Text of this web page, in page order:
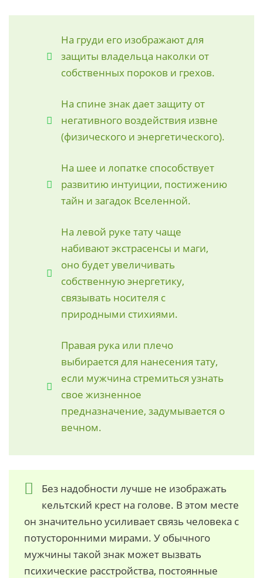
На груди его изображают для
защиты владельца наколки от
собственных пороков и грехов.
На спине знак дает защиту от
негативного воздействия извне
(физического и энергетического).
На шее и лопатке способствует
развитию интуиции, постижению
тайн и загадок Вселенной.
На левой руке тату чаще
набивают экстрасенсы и маги,
оно будет увеличивать
собственную энергетику,
связывать носителя с
природными стихиями.
Правая рука или плечо
выбирается для нанесения тату,
если мужчина стремиться узнать
свое жизненное
предназначение, задумывается о
вечном.
Без надобности лучше не изображать
кельтский крест на голове. В этом месте
он значительно усиливает связь человека с
потусторонними мирами. У обычного
мужчины такой знак может вызвать
психические расстройства, постоянные